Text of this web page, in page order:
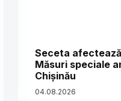
Seceta
Măsuri speciale
Chișinău
04.08.2026